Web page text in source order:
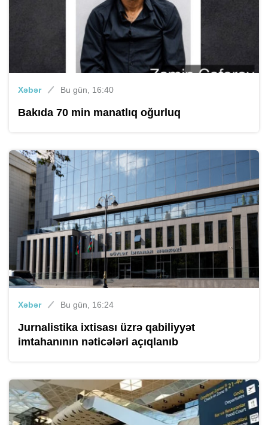
Xəbər Bu gün, 16:40
Bakıda 70 min manatlıq oğurluq
Xəbər Bu gün, 16:24
Jurnalistika ixtisası üzrə qabiliyyət
imtahanının nəticələri açıqlanıb